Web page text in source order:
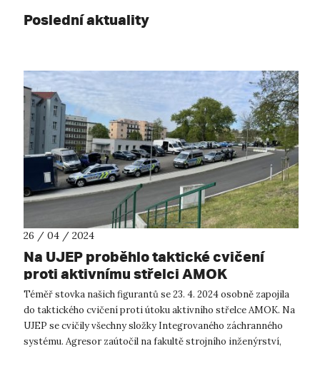
Poslední aktuality
26 / 04 / 2024
Na UJEP proběhlo taktické cvičení
proti aktivnímu střelci AMOK
Téměř stovka našich figurantů se 23. 4. 2024 osobně zapojila
do taktického cvičení proti útoku aktivního střelce AMOK. Na
UJEP se cvičily všechny složky Integrovaného záchranného
systému. Agresor zaútočil na fakultě strojního inženýrství,